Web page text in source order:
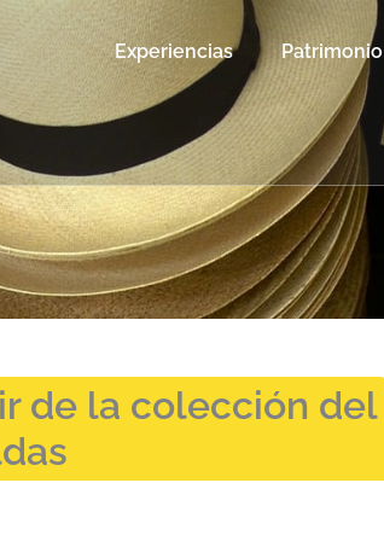
Experiencias Patrimonio
de la colección del